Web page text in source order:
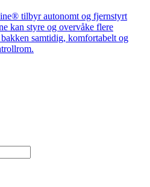
tilbyr autonomt og fjernstyrt
kan styre og overvåke flere
samtidig, komfortabelt og